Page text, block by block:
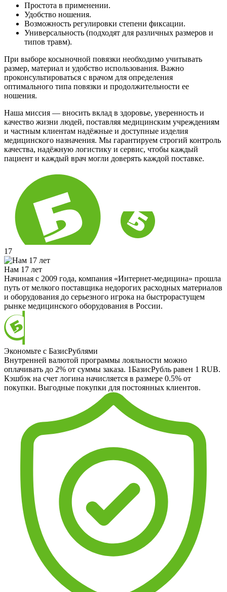
Простота в применении.
Удобство ношения.
Возможность регулировки степени фиксации.
Универсальность (подходят для различных размеров и
типов травм).
При выборе косыночной повязки необходимо учитывать
размер, материал и удобство использования. Важно
проконсультироваться с врачом для определения
оптимального типа повязки и продолжительности ее
ношения.
Наша миссия — вносить вклад в здоровье, уверенность и
качество жизни людей, поставляя медицинским учреждениям
и частным клиентам надёжные и доступные изделия
медицинского назначения. Мы гарантируем строгий контроль
качества, надёжную логистику и сервис, чтобы каждый
пациент и каждый врач могли доверять каждой поставке.
17
Нам 17 лет
Начиная с 2009 года, компания «Интернет-медицина» прошла
путь от мелкого поставщика недорогих расходных материалов
и оборудования до серьезного игрока на быстрорастущем
рынке медицинского оборудования в России.
Экономьте с БазисРублями
Внутренней валютой программы лояльности можно
оплачивать до 2% от суммы заказа. 1БазисРубль равен 1 RUB.
Кэшбэк на счет логина начисляется в размере 0.5% от
покупки. Выгодные покупки для постоянных клиентов.